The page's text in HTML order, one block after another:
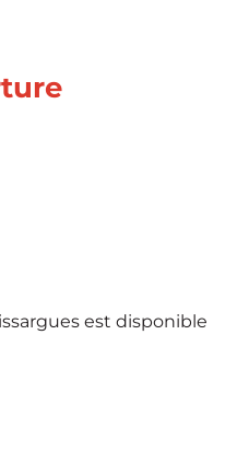
est disponible